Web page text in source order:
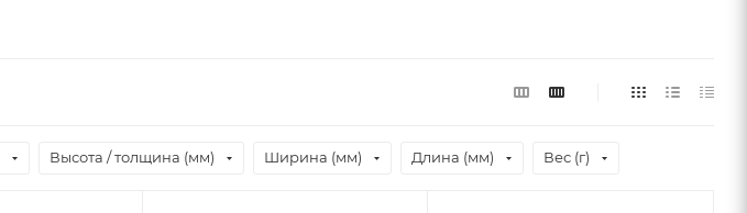
Высота / толщина (мм) Ширина (мм) Длина (мм) Вес (г)